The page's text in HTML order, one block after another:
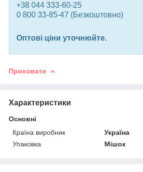
+38 044 333-60-25
0 800 33-85-47 (Безкоштовно)
Оптові ціни уточнюйте.
Приховати
Характеристики
Основні
Країна виробник
Україна
Упаковка
Мішок